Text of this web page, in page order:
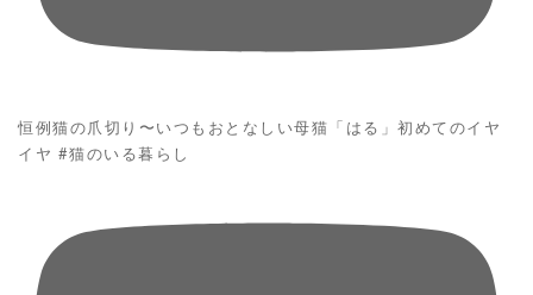
恒例猫の爪切り〜いつもおとなしい母猫「はる」初めてのイヤ
イヤ #猫のいる暮らし